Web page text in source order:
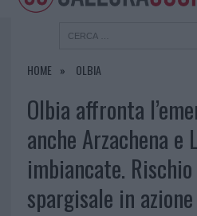
HOME OLBIA
Olbia affronta
anche Arzachena e
imbiancate.
spargisale in azione